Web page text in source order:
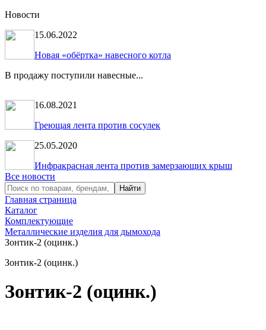
Новости
15.06.2022
Новая «обёртка» навесного котла
В продажу поступили навесные...
16.08.2021
Греющая лента против сосулек
25.05.2020
Инфракрасная лента против замерзающих крыш
Все новости
Главная страница
Каталог
Комплектующие
Металлические изделия для дымохода
Зонтик-2 (оцинк.)
Зонтик-2 (оцинк.)
Зонтик-2 (оцинк.)